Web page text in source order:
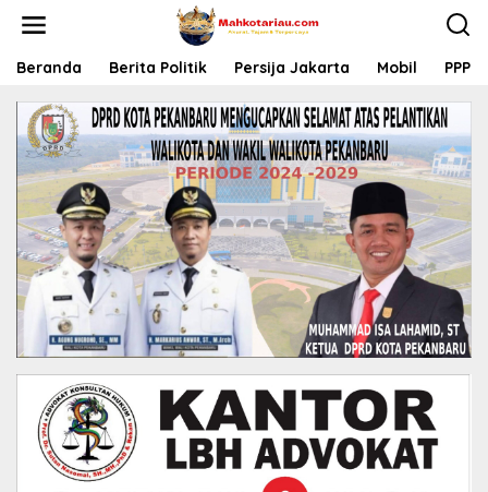
Beranda Berita Politik Persija Jakarta Mobil PPP